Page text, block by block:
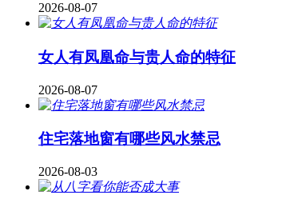
2026-08-07
女人有凤凰命与贵人命的特征
2026-08-07
住宅落地窗有哪些风水禁忌
2026-08-03